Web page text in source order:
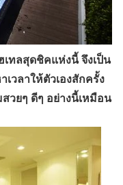
ทลสุดชิคแห่งนี้ จึงเป็น
วลาให้ตัวเองสักครั้ง
วยๆ ดีๆ อย่างนี้เหมือน